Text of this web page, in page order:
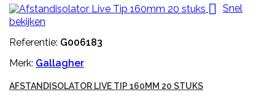
 Snel
bekijken
Referentie: G006183
Merk: Gallagher
AFSTANDISOLATOR LIVE TIP 160MM 20 STUKS